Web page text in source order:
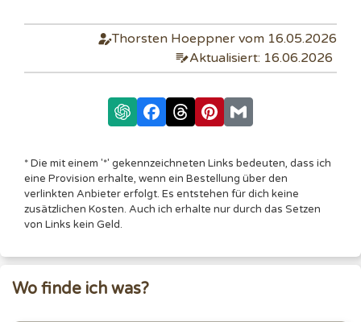
Thorsten Hoeppner vom 16.05.2026
Aktualisiert: 16.06.2026
* Die mit einem '*' gekennzeichneten Links bedeuten, dass ich
eine Provision erhalte, wenn ein Bestellung über den
verlinkten Anbieter erfolgt. Es entstehen für dich keine
zusätzlichen Kosten. Auch ich erhalte nur durch das Setzen
von Links kein Geld.
Wo finde ich was?